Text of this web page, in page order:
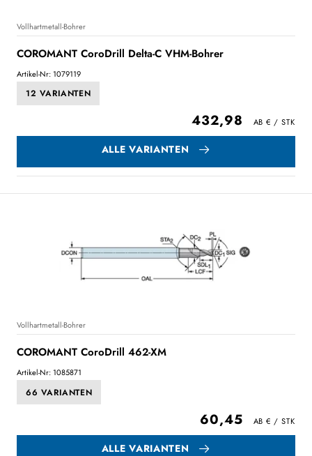
Vollhartmetall-Bohrer
COROMANT CoroDrill Delta-C VHM-Bohrer
Artikel-Nr: 1079119
12 VARIANTEN
432,98
ALLE VARIANTEN
Vollhartmetall-Bohrer
COROMANT CoroDrill 462-XM
Artikel-Nr: 1085871
66 VARIANTEN
60,45
ALLE VARIANTEN